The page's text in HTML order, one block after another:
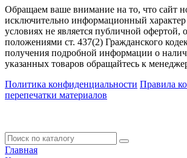
Обращаем ваше внимание на то, что сайт
исключительно информационный
условиях не является публичной офертой,
положениями ст. 437(2) Гражданского
получения подробной информации о
указанных товаров обращайтесь к
Политика конфиденциальности Правила
перепечатки материалов
Главная